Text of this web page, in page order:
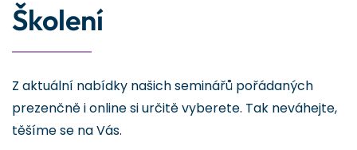
Školení
Z aktuální nabídky našich seminářů pořádaných
prezenčně i online si určitě vyberete. Tak neváhejte,
těšíme se na Vás.